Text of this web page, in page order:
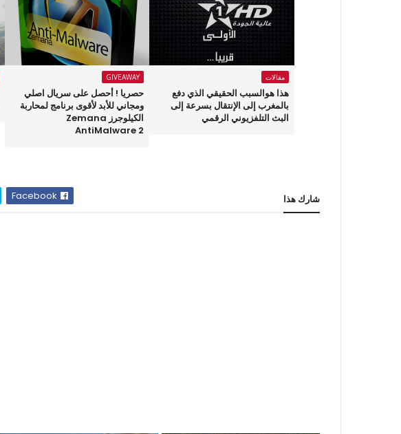
مقالات
هذا هوالسبب الحقيقي الذي دفع
بالمغرب إلى الإنتقال بسرعة إلى
البث التلفزيوني الرقمي
GIVEAWAY
حصريا ! أحصل على سريال اصلي
ومجاني للأبد لأقوى برنامج لمحاربة
الكيلوجرز Zemana
AntiMalware 2
شارك هذا